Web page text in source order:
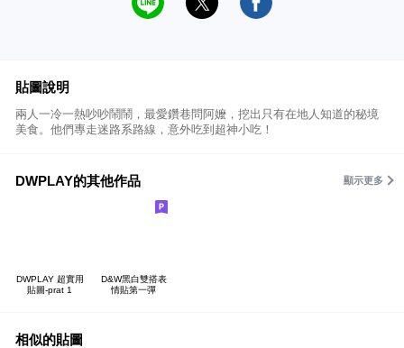
貼圖說明
兩人一冷一熱吵吵鬧鬧，最愛鑽巷問阿嬤，挖出只有在地人知道的秘境
美食。他們專走迷路系路線，意外吃到超神小吃！
DWPLAY的其他作品 顯示更多
DWPLAY 超實用
貼圖-prat 1
D&W黑白雙搭表
情貼第一彈
相似的貼圖